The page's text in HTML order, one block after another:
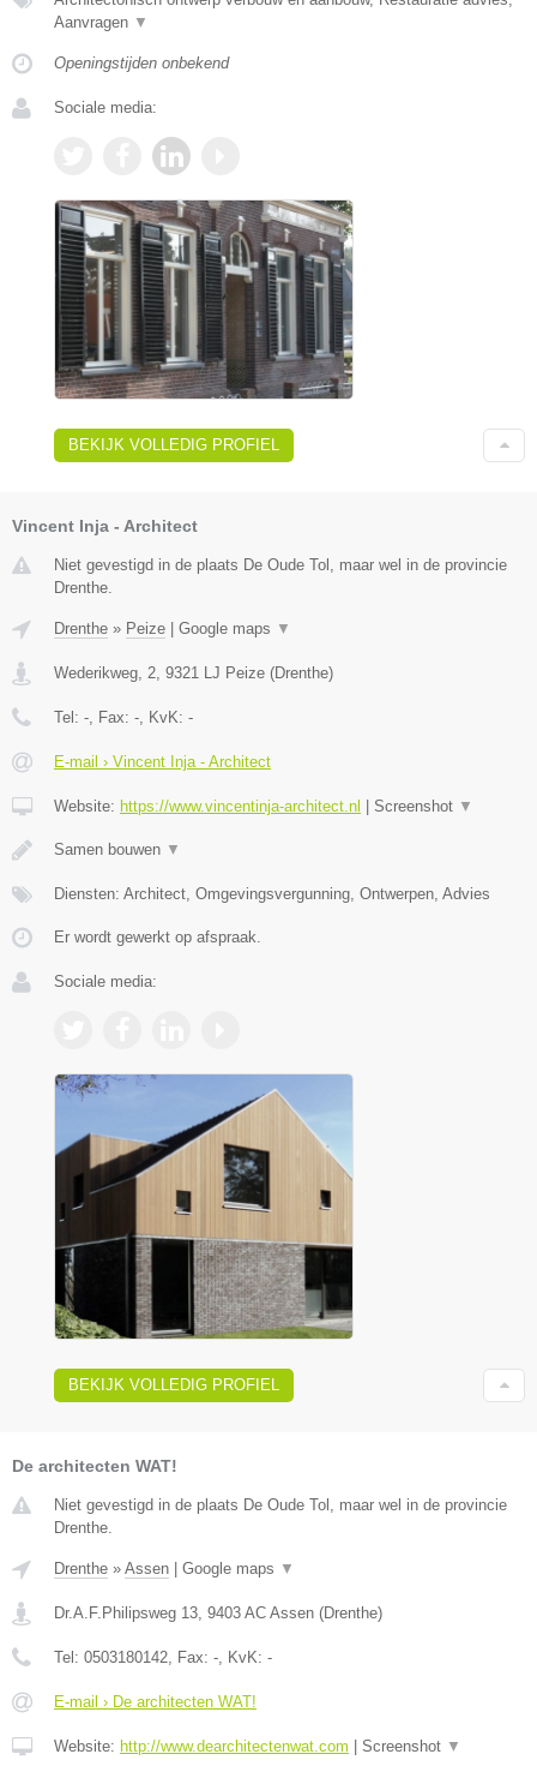
Aanvragen ▼
Openingstijden onbekend
Sociale media:
BEKIJK VOLLEDIG PROFIEL
Vincent Inja - Architect
Niet gevestigd in de plaats De Oude Tol, maar wel in de provincie
Drenthe.
Drenthe » Peize Google maps ▼
Wederikweg, 2 9321 LJ Peize (Drenthe)
Tel: - , Fax: - , KvK: -
E-mail › Vincent Inja - Architect
Website: https://www.vincentinja-architect.nl Screenshot ▼
Samen bouwen ▼
Diensten: Architect, Omgevingsvergunning, Ontwerpen, Advies
Er wordt gewerkt op afspraak.
Sociale media:
BEKIJK VOLLEDIG PROFIEL
De architecten WAT!
Niet gevestigd in de plaats De Oude Tol, maar wel in de provincie
Drenthe.
Drenthe » Assen Google maps ▼
Dr.A.F.Philipsweg 13 9403 AC Assen (Drenthe)
Tel: 0503180142 , Fax: - , KvK: -
E-mail › De architecten WAT!
Website: http://www.dearchitectenwat.com Screenshot ▼